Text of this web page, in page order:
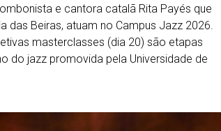
e cantora catalã Rita Payés que
das Beiras, atuam no Campus Jazz 2026.
masterclasses (dia 20) são etapas
do jazz promovida pela Universidade de